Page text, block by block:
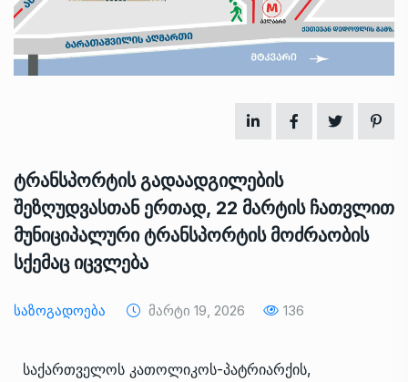
ტრანსპორტის გადაადგილების
შეზღუდვასთან ერთად, 22 მარტის ჩათვლით
მუნიციპალური ტრანსპორტის მოძრაობის
სქემაც იცვლება
Საზოგადოება Მარტი 19, 2026 136
საქართველოს კათოლიკოს-პატრიარქის,